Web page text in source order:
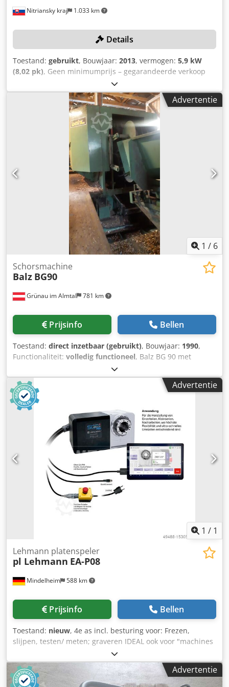
Nitriansky kraj 1.033 km
Details
Toestand: gebruikt, Bouwjaar: 2013, vermogen: 5,9 kW
(8,02 pk), Geen minimumprijs – gegarandeerde verkoop
tegen het hoogste bod! Csdpfjzf H Nyjx Ai Torf De
afhaaltermijnen uit de algemene voorwaarden zijn van
toepassing. De uiterste afhaaldatum is 31 augustus 2026!
TECHNISCHE GEGEVENS Lengte van de werkspindel: 100
mm MACHINEGEGEVENS Motorvermogen: 5,9 kW Totale
aansluitvermogen: 5,9 kW UITRUSTING Kantelbare spindel
Aantal freeskoppen: 1 De machine wordt in de huidige
staat en juridische staat verkocht en geleverd ("zoals het
is"), op basis van fotodocumentatie en
technische/commerciële documenten met een
beschrijvend karakter. De koper heeft het recht de
goederen vóór de afhaling te inspecteren en draagt de
verantwoordelijkheid voor de installatie, de beveiliging en
het gebruik van de machine op de bestemmingslocatie.
Externe referentie: 8578
Advertentie
1 / 6
Grünau im Almtal 781 km
Schorsmachine
Balz BG90
Prijsinfo Bellen
Toestand: direct inzetbaar (gebruikt), Bouwjaar: 1990,
Functionaliteit: volledig functioneel, Balz BG 90 met
invoerbloktrek Wordt tot op heden nog gebruikt Min.
stamdiameter: 140 mm Crodpfx Aioygli Ne Tjf Max.
stamdiameter: 900 mm Kortste houtlengte: 2000 mm
Voersnelheid: 10 of 16 m/min Rotor met 5 messen
Advertentie
1 / 1
Mindelheim 588 km
Lehmann platenspeler
pl Lehmann EA-P08
Prijsinfo Bellen
Toestand: nieuw, 4e as incl. besturing voor: Frezen,
slijpen, testen/ meten; graveren IDEAL ook voor "machines
in opleiding Technische gegevens: Centreerhoogte: 110
mm Spilneus: HSK 63 conus, buiten ø 70 mm 0/-0.005 mm
Opspankoppel: 250 Nm Concentriciteit en axiale uitloop:
0,006 (optioneel: 0,003 mm of 0,002 mm) Max.
Advertentie